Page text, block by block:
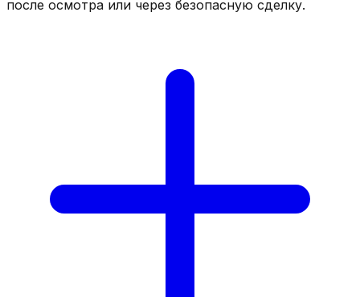
после осмотра или через безопасную сделку.